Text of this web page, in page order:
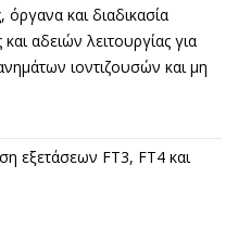
και διαδικασία
αδειών λειτουργίας για
ιοντιζουσών και μη
εξετάσεων FT3, FT4 και